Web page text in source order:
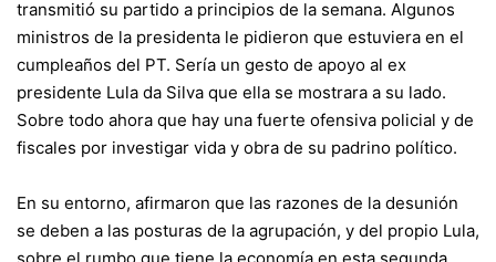
transmitió su partido a principios de la semana. Algunos
ministros de la presidenta le pidieron que estuviera en el
cumpleaños del PT. Sería un gesto de apoyo al ex
presidente Lula da Silva que ella se mostrara a su lado.
Sobre todo ahora que hay una fuerte ofensiva policial y de
fiscales por investigar vida y obra de su padrino político.
En su entorno, afirmaron que las razones de la desunión
se deben a las posturas de la agrupación, y del propio Lula,
sobre el rumbo que tiene la economía en esta segunda